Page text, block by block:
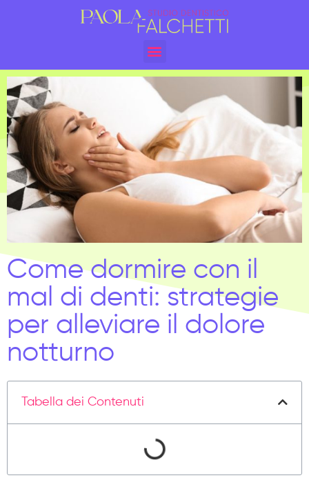
Come dormire con il
mal di denti: strategie
per alleviare il dolore
notturno
Tabella dei Contenuti